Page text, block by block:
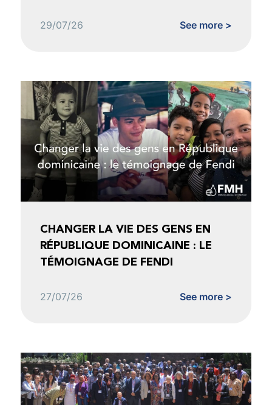
29/07/26 See more >
CHANGER LA VIE DES GENS EN
RÉPUBLIQUE DOMINICAINE : LE
TÉMOIGNAGE DE FENDI
27/07/26 See more >